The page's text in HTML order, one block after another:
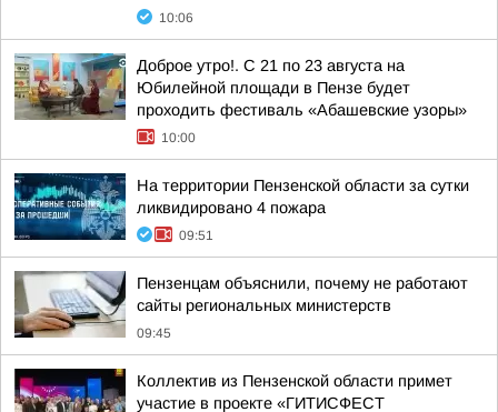
10:06
Доброе утро!. С 21 по 23 августа на
Юбилейной площади в Пензе будет
проходить фестиваль «Абашевские узоры»
10:00
На территории Пензенской области за сутки
ликвидировано 4 пожара
09:51
Пензенцам объяснили, почему не работают
сайты региональных министерств
09:45
Коллектив из Пензенской области примет
участие в проекте «ГИТИСФЕСТ